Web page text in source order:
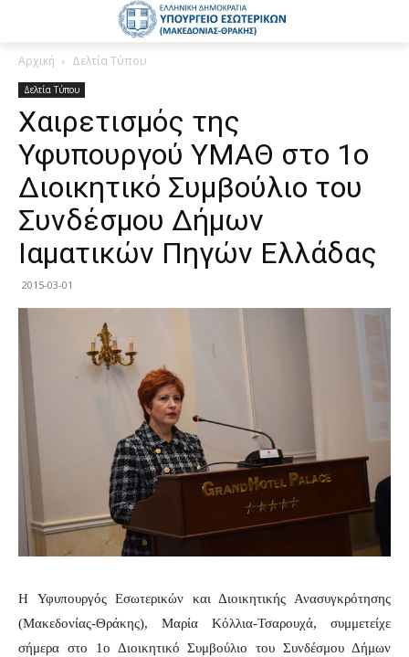
Αρχική Δελτία Τύπου
Δελτία Τύπου
Χαιρετισμός της
Υφυπουργού ΥΜΑΘ στο 1ο
Διοικητικό Συμβούλιο του
Συνδέσμου Δήμων
Ιαματικών Πηγών Ελλάδας
2015-03-01
H Υφυπουργός Εσωτερικών και Διοικητικής Ανασυγκρότησης
(Μακεδονίας-Θράκης), Μαρία Κόλλια-Τσαρουχά, συμμετείχε
σήμερα στο 1ο Διοικητικό Συμβούλιο του Συνδέσμου Δήμων